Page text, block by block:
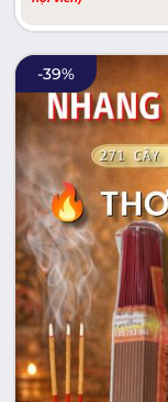
-39%